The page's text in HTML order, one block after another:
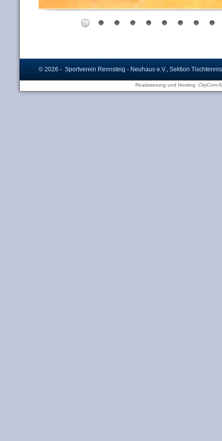
© 2026 - Sportverein Rennsteig - Neuhaus e.V., Sektion
Realisiserung und Hosting: CityCom-